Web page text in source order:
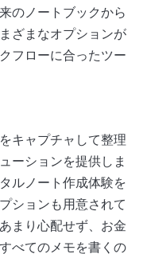
のノートブックから
ざまなオプションが
フローに合ったツー
キャプチャして整理
ーションを提供しま
ルノート作成体験を
ションも用意されて
まり心配せず、お金
べてのメモを書くの